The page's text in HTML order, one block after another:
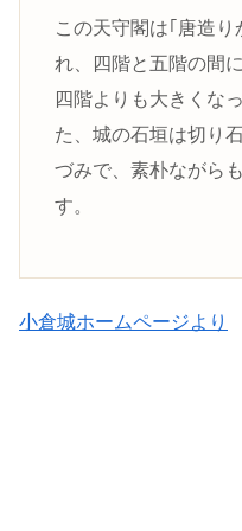
この天守閣は｢唐造
れ、四階と五階の間
四階よりも大きくな
た、城の石垣は切り
づみで、素朴ながら
す。
小倉城ホームページより